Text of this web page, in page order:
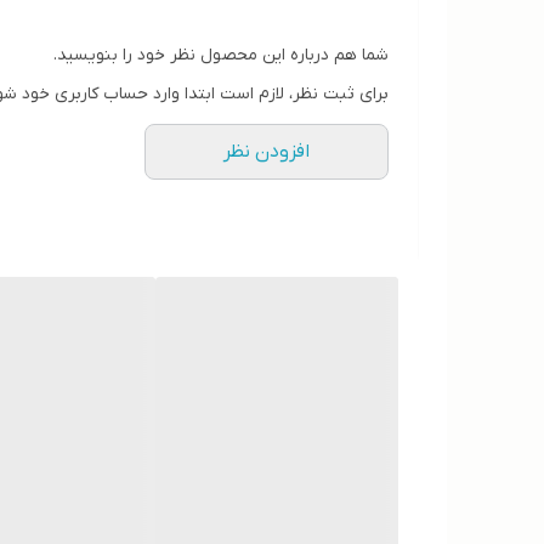
شما هم درباره این محصول نظر خود را بنویسید.
برای ثبت نظر، لازم است ابتدا وارد حساب کاربری خود
افزودن نظر